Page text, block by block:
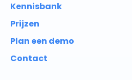
Kennisbank
Prijzen
Plan een demo
Contact